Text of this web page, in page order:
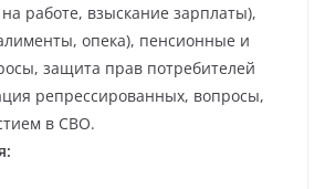
работе, взыскание зарплаты),
опека), пенсионные и
защита прав потребителей
репрессированных, вопросы,
в СВО.